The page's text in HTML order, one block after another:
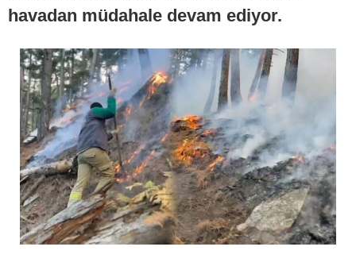
havadan müdahale devam ediyor.